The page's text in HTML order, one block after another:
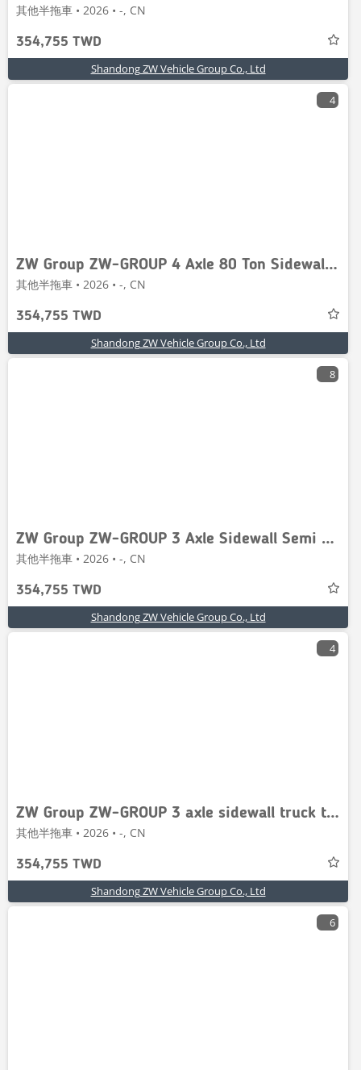
其他半拖車 • 2026 • -, CN
354,755 TWD
Shandong ZW Vehicle Group Co., Ltd
4
ZW Group ZW-GROUP 4 Axle 80 Ton Sidewall Semi Trai
其他半拖車 • 2026 • -, CN
354,755 TWD
Shandong ZW Vehicle Group Co., Ltd
8
ZW Group ZW-GROUP 3 Axle Sidewall Semi Trailer
其他半拖車 • 2026 • -, CN
354,755 TWD
Shandong ZW Vehicle Group Co., Ltd
4
ZW Group ZW-GROUP 3 axle sidewall truck trailer
其他半拖車 • 2026 • -, CN
354,755 TWD
Shandong ZW Vehicle Group Co., Ltd
6